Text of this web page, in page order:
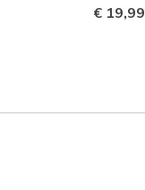
€ 19,99